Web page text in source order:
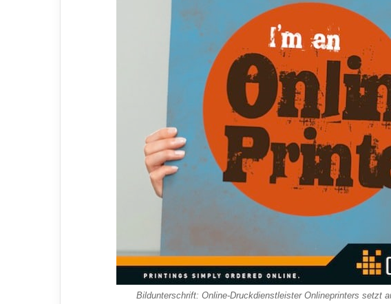
Bildunterschrift: Online-Druckdienstleister Onlineprinters setzt